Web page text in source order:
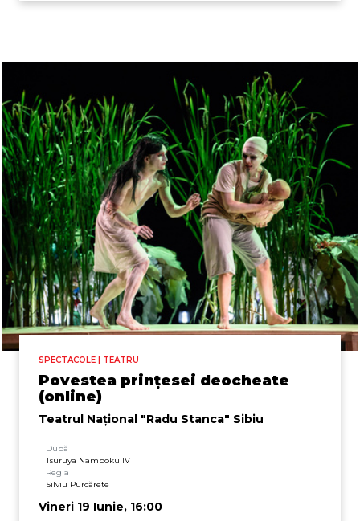
SPECTACOLE | TEATRU
Povestea prințesei deocheate
(online)
Teatrul Naţional "Radu Stanca" Sibiu
După
Tsuruya Namboku IV
Regia
Silviu Purcărete
Vineri 19 Iunie, 16:00